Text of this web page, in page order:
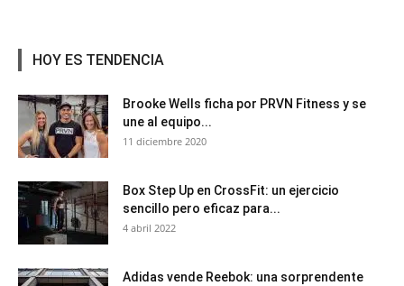
HOY ES TENDENCIA
Brooke Wells ficha por PRVN Fitness y se
une al equipo...
11 diciembre 2020
Box Step Up en CrossFit: un ejercicio
sencillo pero eficaz para...
4 abril 2022
Adidas vende Reebok: una sorprendente